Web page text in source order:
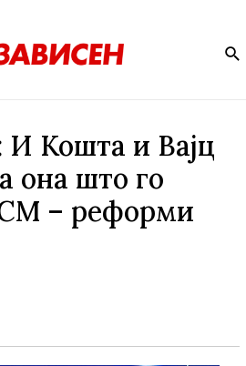
Кошта и Вајц
она што го
– реформи